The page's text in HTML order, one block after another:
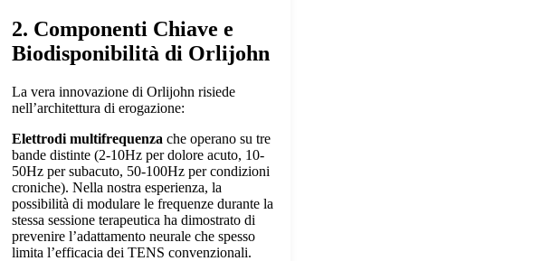
2. Componenti Chiave e
Biodisponibilità di Orlijohn
La vera innovazione di Orlijohn risiede
nell’architettura di erogazione:
Elettrodi multifrequenza che operano su tre
bande distinte (2-10Hz per dolore acuto, 10-
50Hz per subacuto, 50-100Hz per condizioni
croniche). Nella nostra esperienza, la
possibilità di modulare le frequenze durante la
stessa sessione terapeutica ha dimostrato di
prevenire l’adattamento neurale che spesso
limita l’efficacia dei TENS convenzionali.